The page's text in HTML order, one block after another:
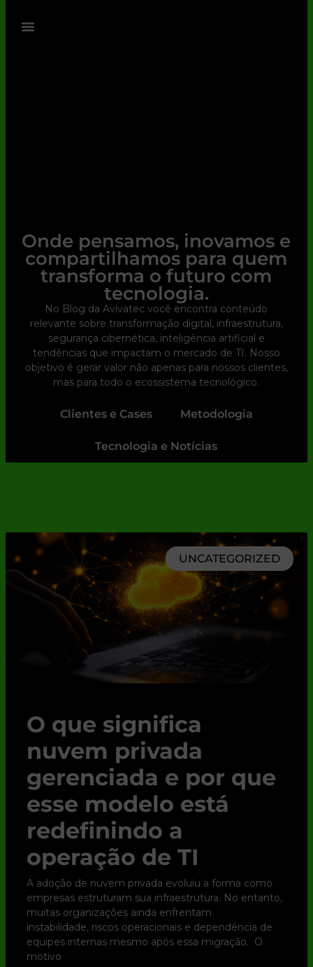
Onde pensamos, inovamos e
compartilhamos para quem
transforma o futuro com
tecnologia.
No Blog da Avivatec você encontra conteúdo
relevante sobre transformação digital, infraestrutura,
segurança cibernética, inteligência artificial e
tendências que impactam o mercado de TI. Nosso
objetivo é gerar valor não apenas para nossos clientes,
mas para todo o ecossistema tecnológico.
Clientes e Cases Metodologia
Tecnologia e Notícias
UNCATEGORIZED
O que significa
nuvem privada
gerenciada e por que
esse modelo está
redefinindo a
operação de TI
A adoção de nuvem privada evoluiu a forma como
empresas estruturam sua infraestrutura. No entanto,
muitas organizações ainda enfrentam
instabilidade, riscos operacionais e dependência de
equipes internas mesmo após essa migração. O
motivo